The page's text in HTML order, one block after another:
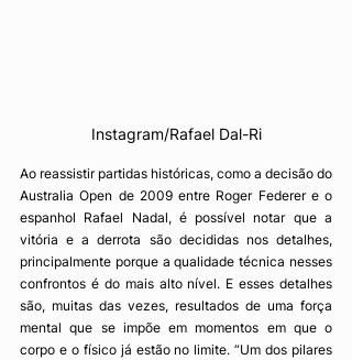
Instagram/Rafael Dal-Ri
Ao reassistir partidas históricas, como a decisão do
Australia Open de 2009 entre Roger Federer e o
espanhol Rafael Nadal, é possível notar que a
vitória e a derrota são decididas nos detalhes,
principalmente porque a qualidade técnica nesses
confrontos é do mais alto nível. E esses detalhes
são, muitas das vezes, resultados de uma força
mental que se impõe em momentos em que o
corpo e o físico já estão no limite. “Um dos pilares